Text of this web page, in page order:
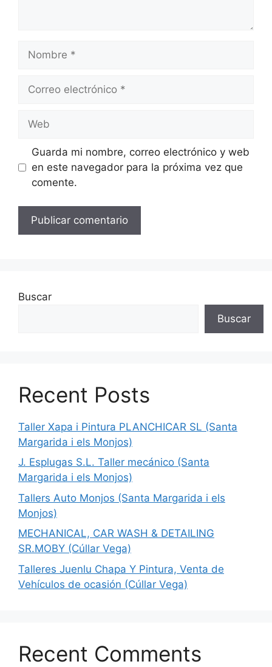
Nombre
Correo
Web
Guarda mi nombre, correo electrónico y web
en este navegador para la próxima vez que
comente.
Buscar
Buscar
Recent Posts
Taller Xapa i Pintura PLANCHICAR SL (Santa
Margarida i els Monjos)
J. Esplugas S.L. Taller mecánico (Santa
Margarida i els Monjos)
Tallers Auto Monjos (Santa Margarida i els
Monjos)
MECHANICAL, CAR WASH & DETAILING
SR.MOBY (Cúllar Vega)
Talleres Juenlu Chapa Y Pintura, Venta de
Vehículos de ocasión (Cúllar Vega)
Recent Comments